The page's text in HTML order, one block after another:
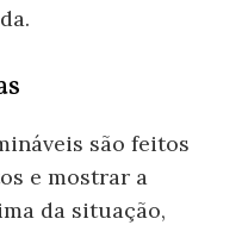
são feitos
e mostrar a
da situação,